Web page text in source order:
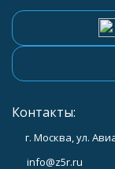
Контакты:
г. Москва, ул.
info@z5r.ru